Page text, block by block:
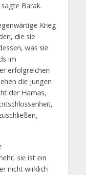
Barak.
Krieg
die sie
was sie
im
erfolgreichen
die jungen
der Hamas,
sie ist ein
nicht wirklich